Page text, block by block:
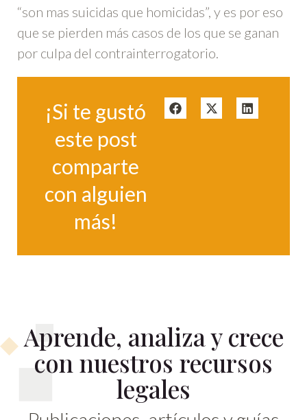
“son mas suicidas que homicidas”, y es por eso
que se pierden más casos de los que se ganan
por culpa del contrainterrogatorio.
¡Si te gustó
este post
comparte
con alguien
más!
Aprende, analiza y crece
con nuestros recursos
legales